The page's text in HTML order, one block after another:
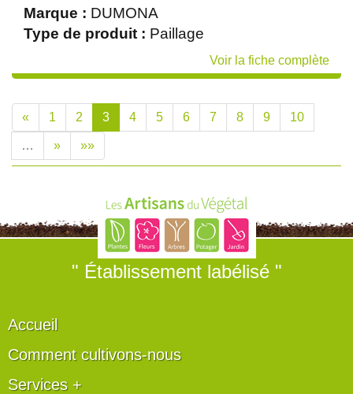
Marque : DUMONA
Type de produit : Paillage
Voir la fiche complète
« 1 2 3 4 5 6 7 8 9 10
… » »»
" Établissement labélisé "
Accueil
Comment cultivons-nous
Services +